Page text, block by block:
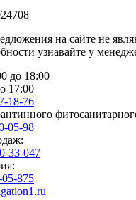
на сайте не
узнавайте у
до 18:00
17:00
18-76
05-98
33-047
875